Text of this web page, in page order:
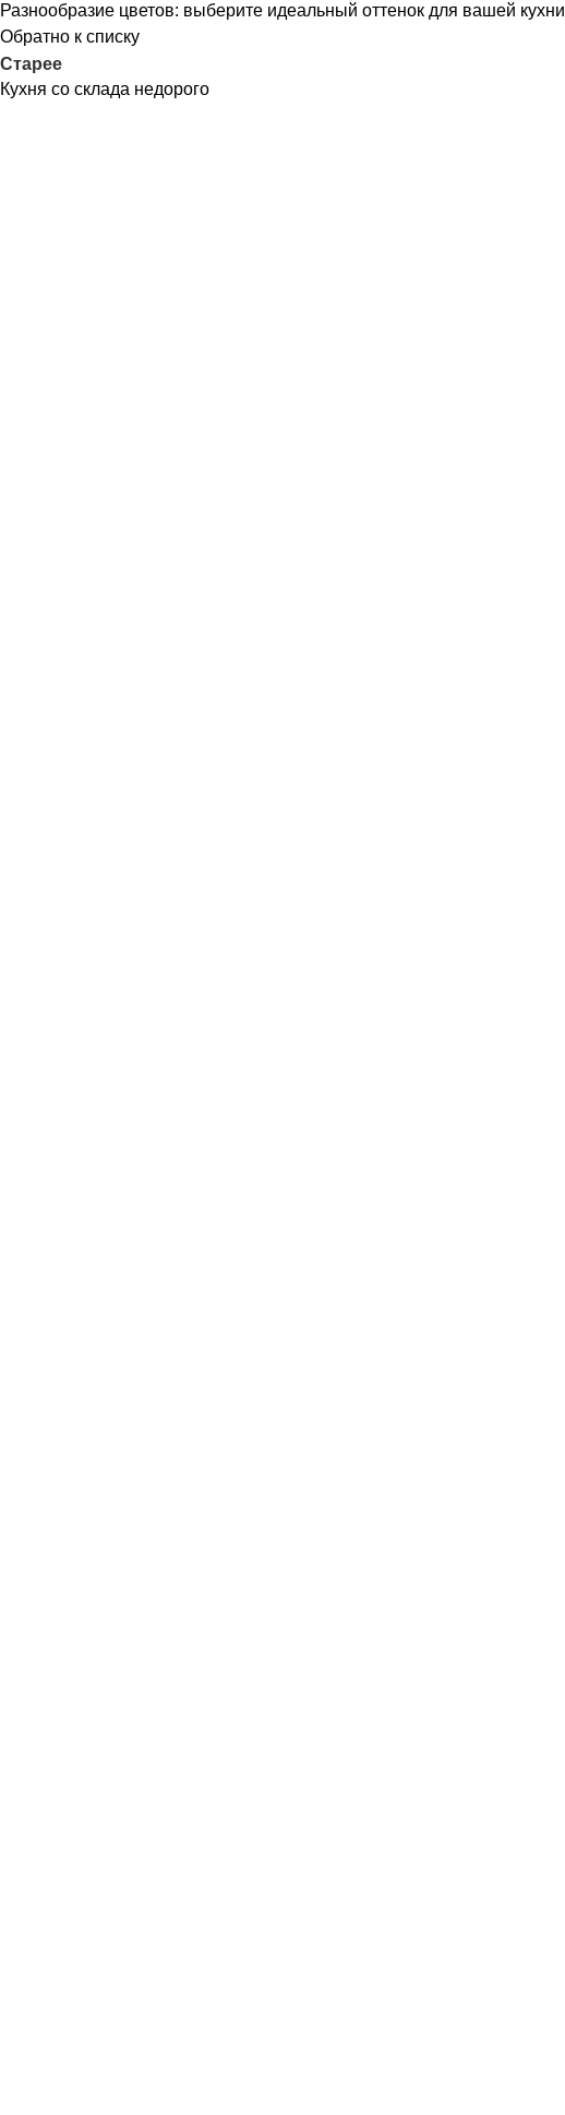
Разнообразие цветов: выберите идеальный оттенок для вашей кухни
Обратно к списку
Старее
Кухня со склада недорого